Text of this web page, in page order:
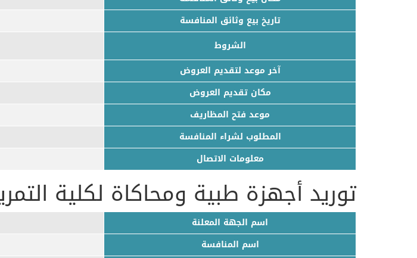
تاريخ بيع وثائق المنافسة
الشروط
آخر موعد لتقديم العروض
مكان تقديم العروض
موعد فتح المظاريف
المطلوب لشراء المنافسة
معلومات الاتصال
توريد أجهزة طبية ومحاكاة لكلية
اسم الجهة المعلنة
اسم المنافسة